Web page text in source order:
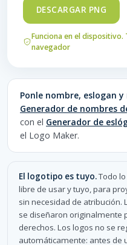
DESCARGAR PNG
Funciona en el dispositivo.
navegador
Ponle nombre, eslogan y
Generador de nombres
con el Generador de
el Logo Maker.
El logotipo es tuyo.Todo lo
libre de usar y tuyo, para
sin necesidad de atribución.
se diseñaron originalmente
derechos. Los logos no se
automáticamente: antes de